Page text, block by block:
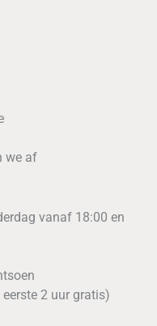
we af
vanaf 18:00 en
eerste 2 uur gratis)